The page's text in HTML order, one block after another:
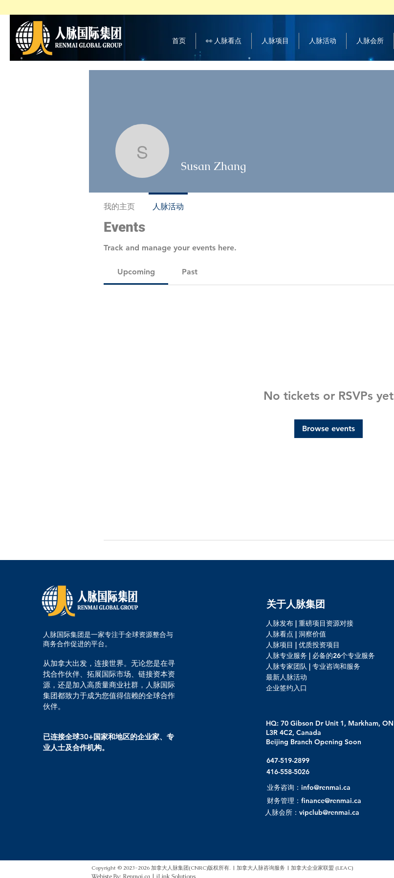
首页 👀 人脉看点 人脉项目 人脉活动 人脉会所
Events
Track and manage your events here.
Upcoming Past
No tickets or RSVPs yet
Browse events
Susan Zhang
Susan Zhang
我的主页 人脉活动
人脉国际集团是一家专注于全球资源整合与
商务合作促进的平台。
从加拿大出发，连接世界。无论您是在寻
找合作伙伴、拓展国际市场、链接资本资
源，还是加入高质量商业社群，人脉国际
集团都致力于成为您值得信赖的全球合作
伙伴。
已连接全球30+国家和地区的企业家、专
业人士及合作机构。
关于人脉集团
人脉发布 | 重磅项目资源对接
人脉看点 | 洞察价值
人脉项目 | 优质投资项目
人脉专业服务 | 必备的26个专业服务
人脉专家团队 | 专业咨询和服务
最新人脉活动
企业签约入口
HQ: 70 Gibson Dr Unit 1, Markham, ON
L3R 4C2, Canada
Beijing Branch Opening Soon
647-519-2899
416-558-5026
业务咨询：info@renmai.ca
财务管理：finance@renmai.ca
人脉会所：vipclub@renmai.ca
Copyright © 2023-2026 加拿大人脉集团(CNRC)版权所有. | 加拿大人脉咨询服务 | 加拿⼤企业家联盟 (LEAC)